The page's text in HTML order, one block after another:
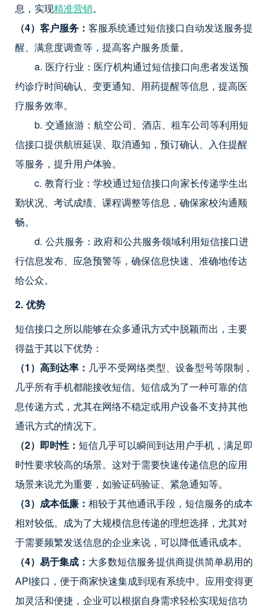
息，实现精准营销。
（4）客户服务： 客服系统通过短信接口自动发送服务提
醒、满意度调查等，提高客户服务质量。
a. 医疗行业：医疗机构通过短信接口向患者发送预
约诊疗时间确认、变更通知、用药提醒等信息，提高医
疗服务效率。
b. 交通旅游：航空公司、酒店、租车公司等利用短
信接口提供航班延误、取消通知，预订确认、入住提醒
等服务，提升用户体验。
c. 教育行业：学校通过短信接口向家长传递学生出
勤状况、考试成绩、课程调整等信息，确保家校沟通顺
畅。
d. 公共服务：政府和公共服务领域利用短信接口进
行信息发布、应急预警等，确保信息快速、准确地传达
给公众。
2. 优势
短信接口之所以能够在众多通讯方式中脱颖而出，主要
得益于其以下优势：
（1）高到达率： 几乎不受网络类型、设备型号等限制，
几乎所有手机都能接收短信。短信成为了一种可靠的信
息传递方式，尤其在网络不稳定或用户设备不支持其他
通讯方式的情况下。
（2）即时性： 短信几乎可以瞬间到达用户手机，满足即
时性要求较高的场景。这对于需要快速传递信息的应用
场景来说尤为重要，如验证码验证、紧急通知等。
（3）成本低廉： 相较于其他通讯手段，短信服务的成本
相对较低。成为了大规模信息传递的理想选择，尤其对
于需要频繁发送信息的企业来说，可以降低通讯成本。
（4）易于集成： 大多数短信服务提供商提供简单易用的
API接口，便于商家快速集成到现有系统中。应用变得更
加灵活和便捷，企业可以根据自身需求轻松实现短信功